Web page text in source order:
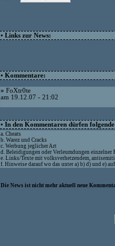
• Links zur News:
• Kommentare:
» FoXtr0te
am 19.12.07 - 21:02
• In den Kommentaren dürfen
a. Cheats
b. Warez und Cracks
c. Werbung jeglicher Art
d. Beleidigungen oder Verleumdungen einzelner
e. Links/Texte mit volksverhetzendem,
f. Hinweise darauf wo das unter a) b) d) und e)
Die News ist nicht mehr aktuell neue